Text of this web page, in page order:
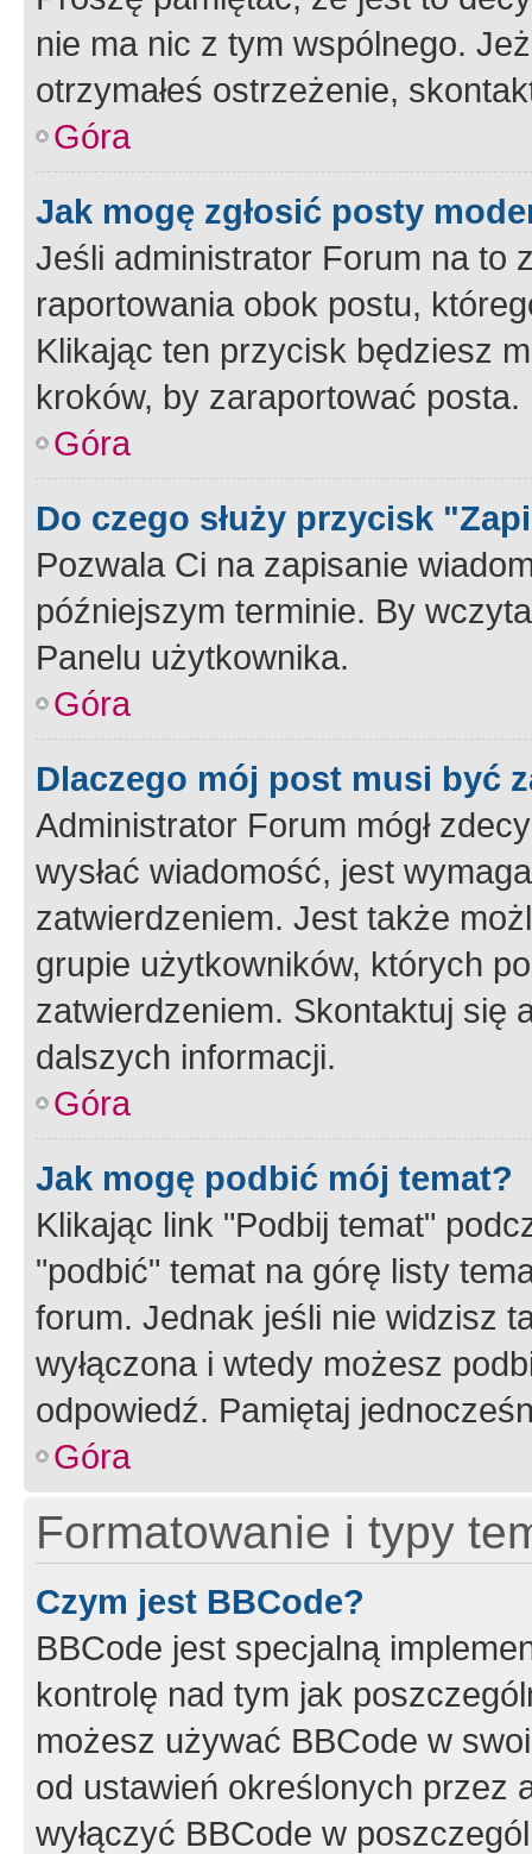
nie ma nic z tym wspólnego.
otrzymałeś ostrzeżenie,
Góra
Jak mogę zgłosić posty
Jeśli administrator Forum na to
raportowania obok postu,
Klikając ten przycisk będziesz
kroków, by zaraportować posta.
Góra
Do czego służy przycisk
Pozwala Ci na zapisanie
późniejszym terminie. By
Panelu użytkownika.
Góra
Dlaczego mój post musi być
Administrator Forum mógł
wysłać wiadomość, jest
zatwierdzeniem. Jest także
grupie użytkowników, których
zatwierdzeniem. Skontaktuj się
dalszych informacji.
Góra
Jak mogę podbić mój temat?
Klikając link "Podbij temat"
"podbić" temat na górę listy
forum. Jednak jeśli nie widzisz
wyłączona i wtedy możesz
odpowiedź. Pamiętaj
Góra
Formatowanie i typy
Czym jest BBCode?
BBCode jest specjalną
kontrolę nad tym jak
możesz używać BBCode w
od ustawień określonych przez
wyłączyć BBCode w